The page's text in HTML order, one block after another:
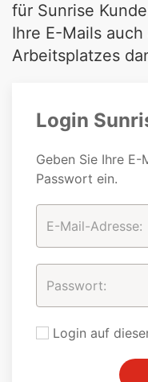
für Sunrise
Ihre E-Mails
Arbeitsplatzes
Login
Geben Sie Ihre
Passwort ein.
Login auf